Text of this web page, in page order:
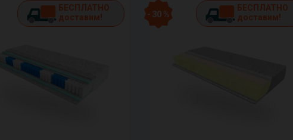
БЕСПЛАТНО
доставим!
- 30 %
БЕСПЛАТНО
доставим!